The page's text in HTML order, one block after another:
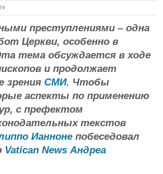
преступлениями – одна
Церкви, особенно в
тема обсуждается в ходе
и продолжает
зрения СМИ. Чтобы
аспекты по применению
с префектом
текстов
Ианноне побеседовал
Vatican News Андреа